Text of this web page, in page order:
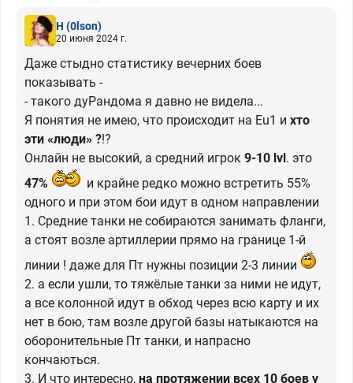
H (0lson)
20 июня 2024 г.
Даже стыдно статистику вечерних боев
показывать -
- такого дуРандома я давно не видела...
Я понятия не имею, что происходит на Eu1 и хто
эти «люди» ?!?
Онлайн не высокий, а средний игрок 9-10 lvl. это
47%
и крайне редко можно встретить 55%
одного и при этом бои идут в одном направлении
1. Средние танки не собираются занимать фланги,
а стоят возле артиллерии прямо на границе 1-й
линии ! даже для Пт нужны позиции 2-3 линии
2. а если ушли, то тяжёлые танки за ними не идут,
а все колонной идут в обход через всю карту и их
нет в бою, там возле другой базы натыкаются на
оборонительные Пт танки, и напрасно
кончаються.
3. И что интересно, на протяжении всех 10 боев у